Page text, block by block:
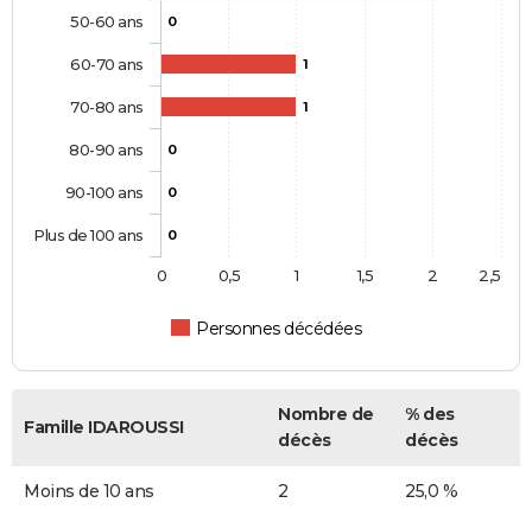
0
1
1
0
0
0
Personnes décédées
50-60 ans
60-70 ans
70-80 ans
80-90 ans
90-100 ans
Plus de 100 ans
0 0,5 1 1,5 2 2,5
Famille IDAROUSSI
Nombre de
décès
% des
décès
Moins de 10 ans 2 25,0 %